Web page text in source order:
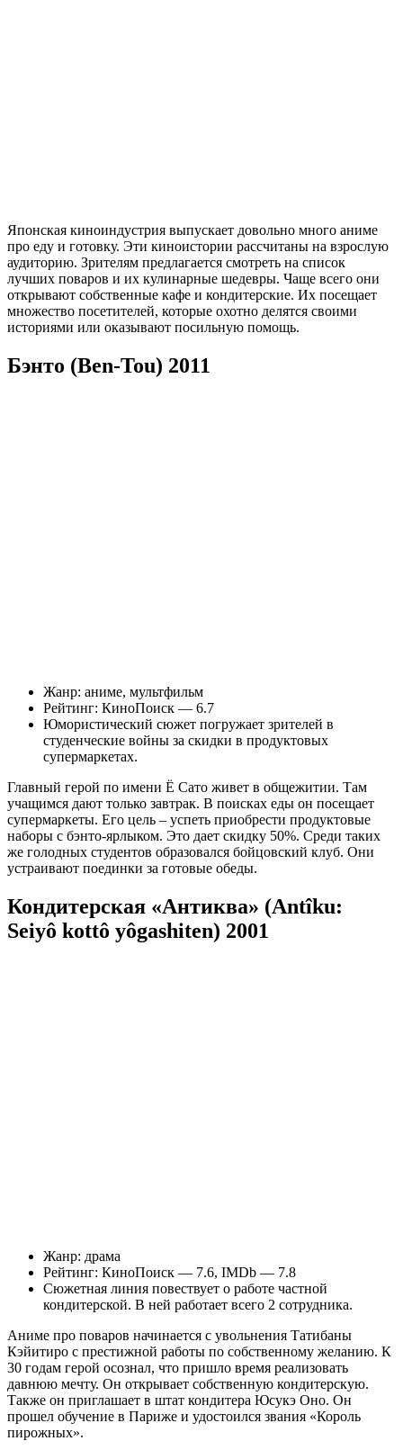
Японская киноиндустрия выпускает довольно много аниме
про еду и готовку. Эти киноистории рассчитаны на взрослую
аудиторию. Зрителям предлагается смотреть на список
лучших поваров и их кулинарные шедевры. Чаще всего они
открывают собственные кафе и кондитерские. Их посещает
множество посетителей, которые охотно делятся своими
историями или оказывают посильную помощь.
Бэнто (Ben-Tou) 2011
Жанр: аниме, мультфильм
Рейтинг: КиноПоиск — 6.7
Юмористический сюжет погружает зрителей в
студенческие войны за скидки в продуктовых
супермаркетах.
Главный герой по имени Ё Сато живет в общежитии. Там
учащимся дают только завтрак. В поисках еды он посещает
супермаркеты. Его цель – успеть приобрести продуктовые
наборы с бэнто-ярлыком. Это дает скидку 50%. Среди таких
же голодных студентов образовался бойцовский клуб. Они
устраивают поединки за готовые обеды.
Кондитерская «Антиква» (Antîku:
Seiyô kottô yôgashiten) 2001
Жанр: драма
Рейтинг: КиноПоиск — 7.6, IMDb — 7.8
Сюжетная линия повествует о работе частной
кондитерской. В ней работает всего 2 сотрудника.
Аниме про поваров начинается с увольнения Татибаны
Кэйитиро с престижной работы по собственному желанию. К
30 годам герой осознал, что пришло время реализовать
давнюю мечту. Он открывает собственную кондитерскую.
Также он приглашает в штат кондитера Юсукэ Оно. Он
прошел обучение в Париже и удостоился звания «Король
пирожных».